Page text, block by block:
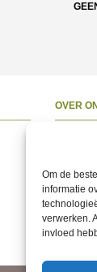
Om de
informatie
verwerken.
invloed
OVER
Volg